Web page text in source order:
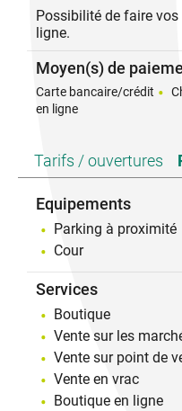
Achat en ligne:
UNE
Dosés à 40% de lait
répondre à
Garantis sans palme,
synthèse, sans
(Matière première
Shampoing
10% de lait de
Possibilité de faire
ligne.
Moyen(s) de
Carte bancaire/crédit
en ligne
Tarifs / ouvertures
Equipements
Parking à proximité
Cour
Services
Boutique
Vente sur les
Vente sur point de
Vente en vrac
Boutique en ligne